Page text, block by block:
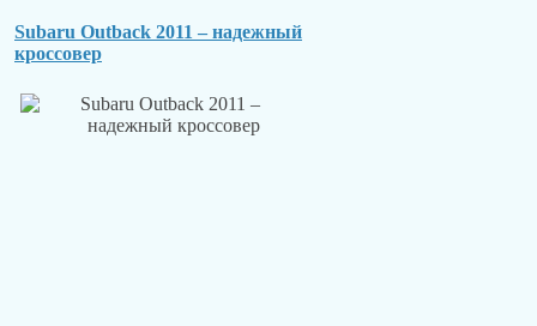
Subaru Outback 2011 – надежный
кроссовер